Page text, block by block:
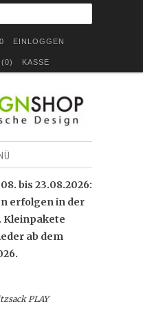
EINLOGGEN
(0) KASSE
bis 23.08.2026:
erfolgen in der
Kleinpakete
ab dem
PLAY